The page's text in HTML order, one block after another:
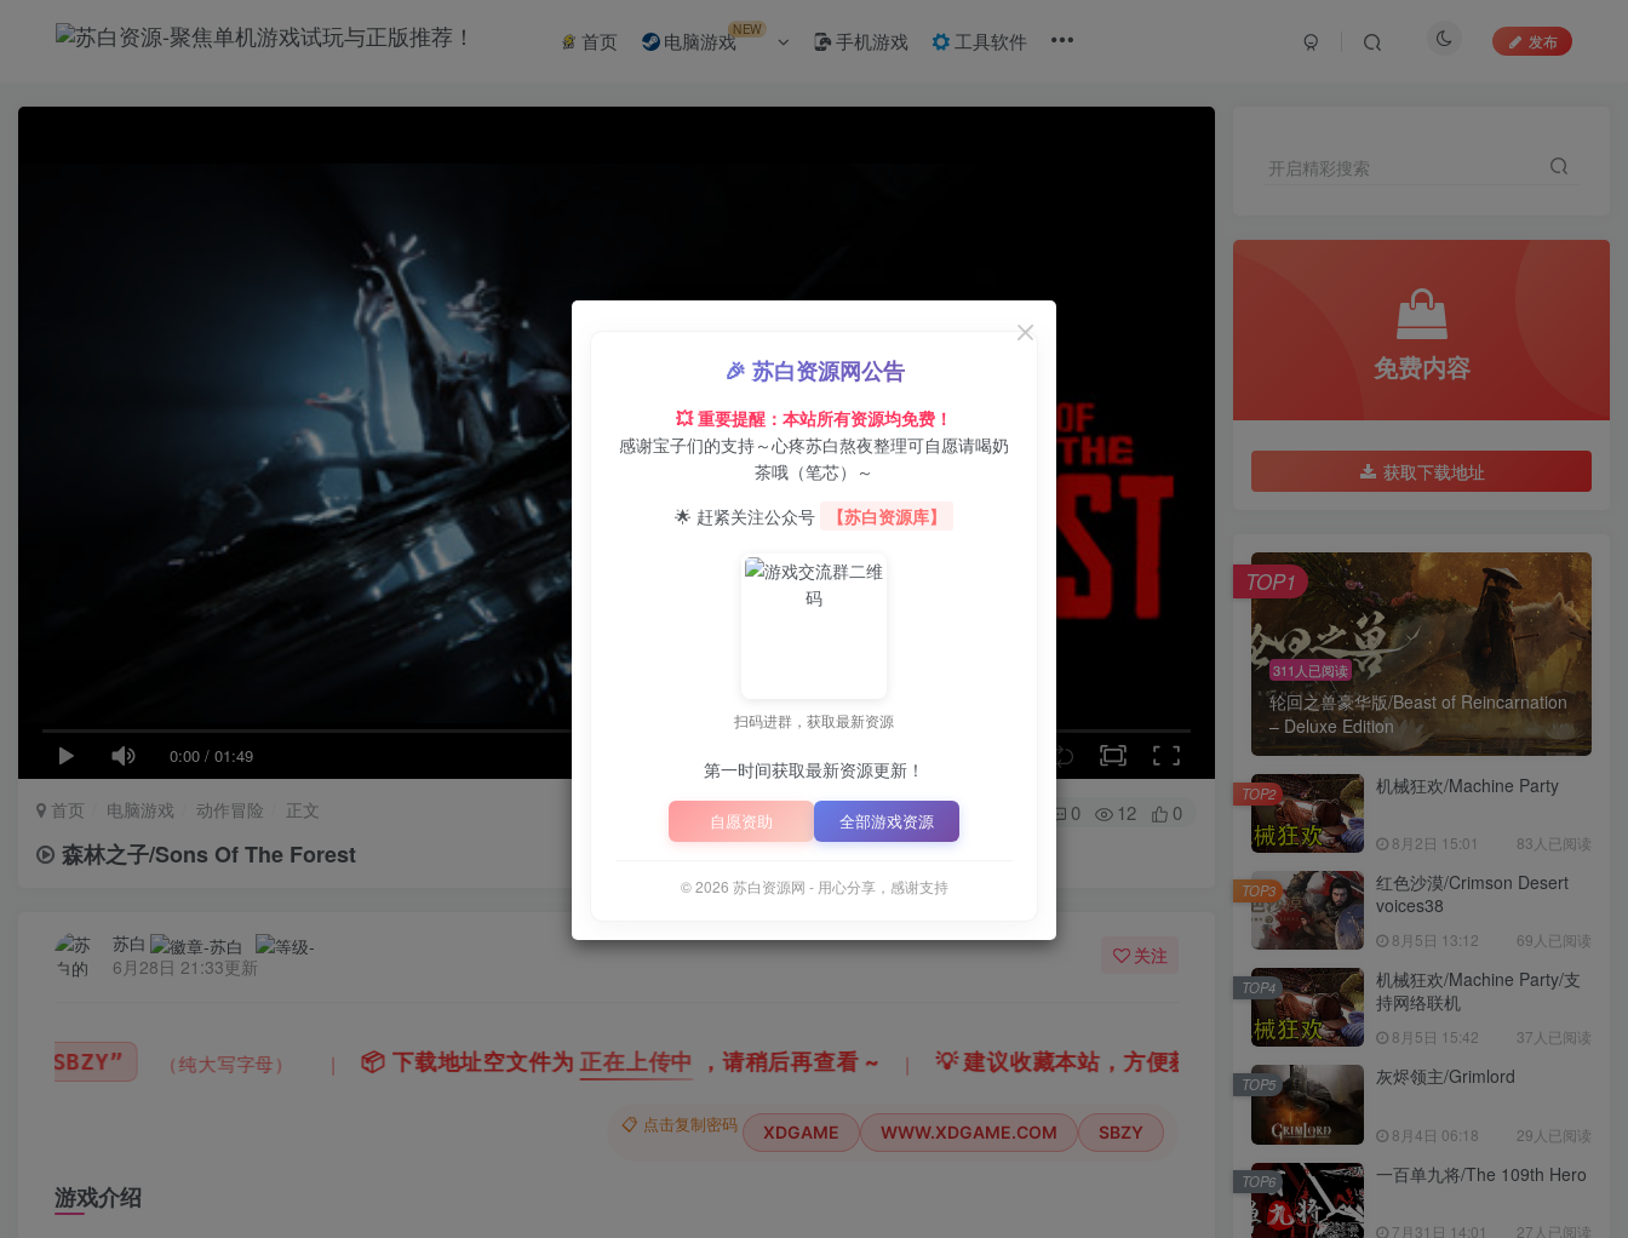
首页 电脑游戏NEW 手机游戏 工具软件 发布
0:00 / 01:49
首页 电脑游戏 动作冒险 正文 0 12 0
森林之子/Sons Of The Forest
苏白
6月28日 21:33更新
关注
📦下载地址空文件为 正在上传中 ，请稍后再查看 ~ ｜ 💡建议收藏本站，方便获取最新资源 解压密码： “XDGAME” 或
📋 点击复制密码 XDGAME WWW.XDGAME.COM SBZY
游戏介绍
开启精彩搜索
免费内容
获取下载地址
311人已阅读
轮回之兽豪华版/Beast of Reincarnation
– Deluxe Edition
TOP1
机械狂欢/Machine Party
8月2日 15:01 83人已阅读
TOP2
红色沙漠/Crimson Desert
voices38
8月5日 13:12 69人已阅读
TOP3
机械狂欢/Machine Party/支
持网络联机
8月5日 15:42 37人已阅读
TOP4
灰烬领主/Grimlord
8月4日 06:18 29人已阅读
TOP5
一百单九将/The 109th Hero
7月31日 14:01 27人已阅读
TOP6
🎉 苏白资源网公告
💥 重要提醒：本站所有资源均免费！
感谢宝子们的支持～心疼苏白熬夜整理可自愿请喝奶
茶哦（笔芯）～
🌟 赶紧关注公众号
【苏白资源库】
扫码进群，获取最新资源
第一时间获取最新资源更新！
自愿资助 全部游戏资源
© 2026 苏白资源网 - 用心分享，感谢支持